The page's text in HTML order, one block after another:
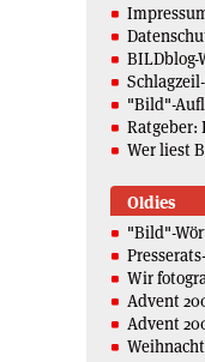
BILDblog-
"Bild"-
Wer liest
Oldies
"Bild"-
Wir
Advent
Advent